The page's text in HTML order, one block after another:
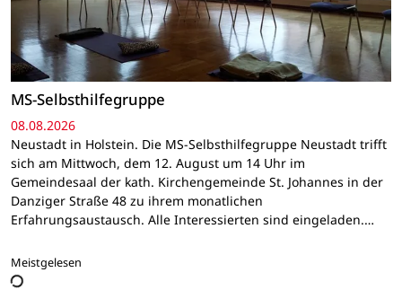
MS-Selbsthilfegruppe
08.08.2026
Neustadt in Holstein. Die MS-Selbsthilfegruppe Neustadt trifft
sich am Mittwoch, dem 12. August um 14 Uhr im
Gemeindesaal der kath. Kirchengemeinde St. Johannes in der
Danziger Straße 48 zu ihrem monatlichen
Erfahrungsaustausch. Alle Interessierten sind eingeladen.…
Meistgelesen